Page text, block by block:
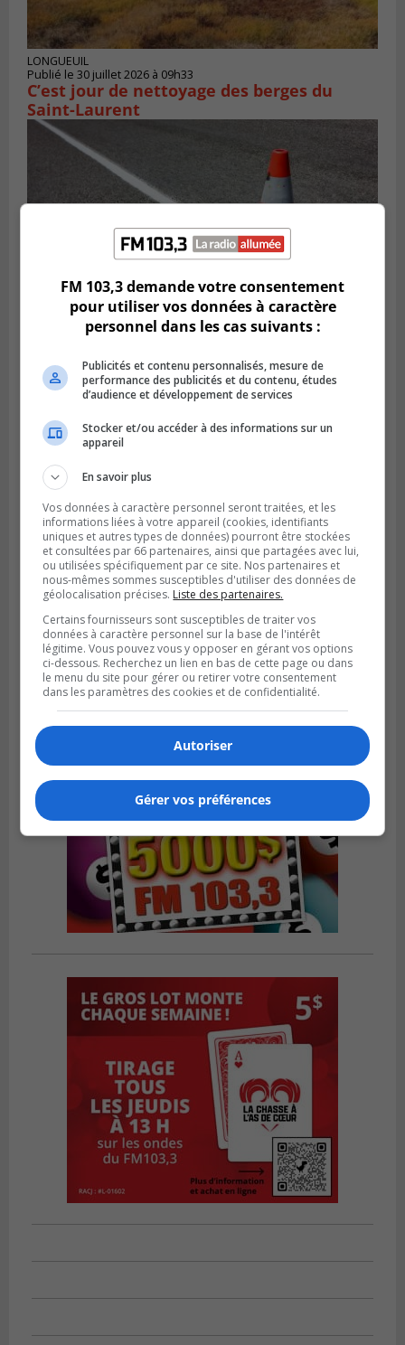
LONGUEUIL
Publié le 30 juillet 2026 à 09h33
C’est jour de nettoyage des berges du
Saint-Laurent
Des travaux de marquage de nuit
entraînent des entraves sur la Rive-Sud
CANDIAC
Publié le 27 juillet 2026 à 14h40
Candiac propulse sa transition verte
FM 103,3 demande votre consentement
pour utiliser vos données à caractère
personnel dans les cas suivants :
Publicités et contenu personnalisés, mesure de
performance des publicités et du contenu, études
d’audience et développement de services
Stocker et/ou accéder à des informations sur un
appareil
En savoir plus
Vos données à caractère personnel seront traitées, et les
informations liées à votre appareil (cookies, identifiants
uniques et autres types de données) pourront être stockées
et consultées par 66 partenaires, ainsi que partagées avec lui,
ou utilisées spécifiquement par ce site. Nos partenaires et
nous-mêmes sommes susceptibles d'utiliser des données de
géolocalisation précises. Liste des partenaires.
Certains fournisseurs sont susceptibles de traiter vos
données à caractère personnel sur la base de l'intérêt
légitime. Vous pouvez vous y opposer en gérant vos options
ci-dessous. Recherchez un lien en bas de cette page ou dans
le menu du site pour gérer ou retirer votre consentement
dans les paramètres des cookies et de confidentialité.
Autoriser
Gérer vos préférences